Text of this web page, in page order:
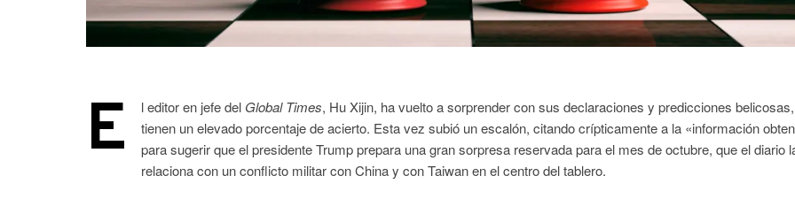
E l editor en jefe del Global Times, Hu Xijin, ha vuelto a sorprender con sus declaraciones y predicciones
tienen un elevado porcentaje de acierto. Esta vez subió un escalón, citando crípticamente a la «información
para sugerir que el presidente Trump prepara una gran sorpresa reservada para el mes de octubre, que el diario
relaciona con un conflicto militar con China y con Taiwan en el centro del tablero.